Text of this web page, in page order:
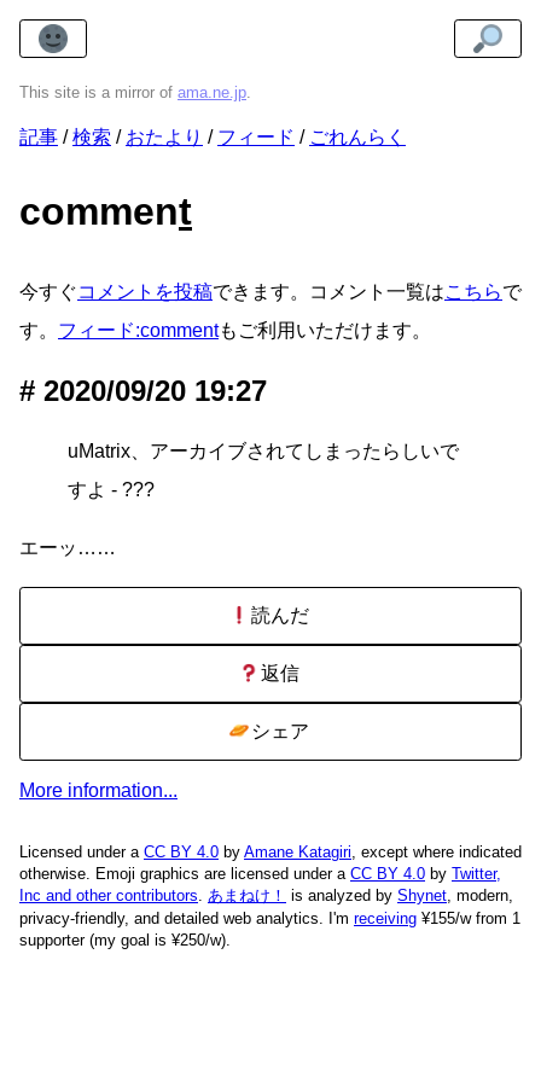
This site is a mirror of ama.ne.jp.
記事 検索 おたより フィード ごれんらく
comment
今すぐコメントを投稿できます。コメント一覧はこちらで
す。 フィード:commentもご利用いただけます。
2020/09/20 19:27
uMatrix、アーカイブされてしまったらしいで
すよ - ???
エーッ……
読んだ
返信
シェア
More information...
Licensed under a CC BY 4.0 by Amane Katagiri, except where indicated
otherwise. Emoji graphics are licensed under a CC BY 4.0 by Twitter,
Inc and other contributors. あまねけ！ is analyzed by Shynet, modern,
privacy-friendly, and detailed web analytics. I'm receiving ¥155/w from 1
supporter (my goal is ¥250/w).